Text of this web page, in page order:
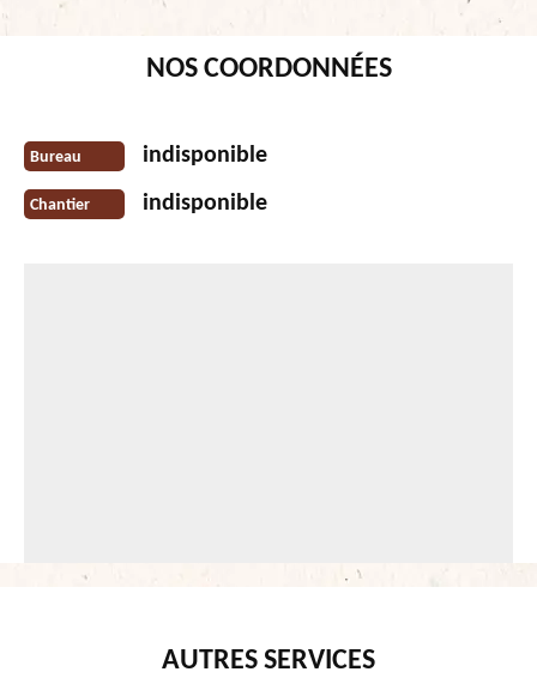
NOS COORDONNÉES
Bureau indisponible
Chantier indisponible
AUTRES SERVICES